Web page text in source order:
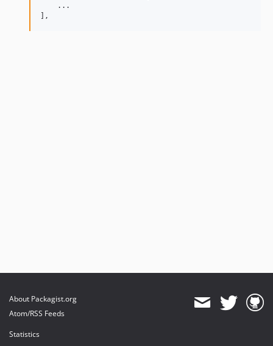
    ...
About Packagist.org
Atom/RSS Feeds
Statistics